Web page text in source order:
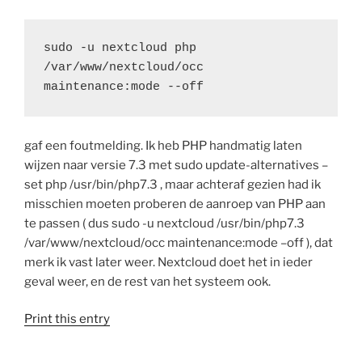
sudo -u nextcloud php
/var/www/nextcloud/occ
maintenance:mode --off
gaf een foutmelding. Ik heb PHP handmatig laten
wijzen naar versie 7.3 met sudo update-alternatives –
set php /usr/bin/php7.3 , maar achteraf gezien had ik
misschien moeten proberen de aanroep van PHP aan
te passen ( dus sudo -u nextcloud /usr/bin/php7.3
/var/www/nextcloud/occ maintenance:mode –off ), dat
merk ik vast later weer. Nextcloud doet het in ieder
geval weer, en de rest van het systeem ook.
Print this entry